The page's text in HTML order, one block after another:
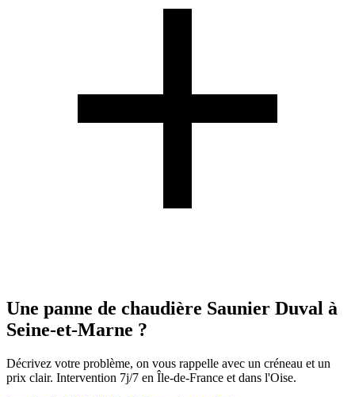
Une panne de chaudière Saunier Duval à
Seine-et-Marne ?
Décrivez votre problème, on vous rappelle avec un créneau et un
prix clair. Intervention 7j/7 en Île-de-France et dans l'Oise.